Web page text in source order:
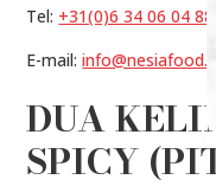
Tel: +31(0)6 34 06 04 88
E-mail:info@nesiafood.nl
DUA
SPICY